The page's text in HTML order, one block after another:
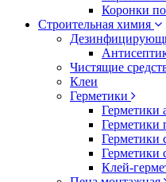
Коронки
Строительная химия
Чистящие
Клеи
Герметики
Герметики
Герметики
Герметики
Герметики
Клей-